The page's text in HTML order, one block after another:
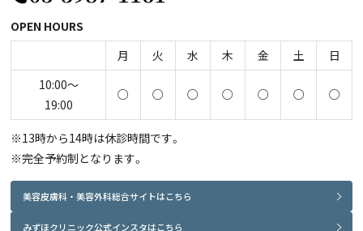
OPEN HOURS
月
火 水 木 金 土
日
10:00～
19:00
○ ○ ○ ○ ○ ○ ○
※13時から14時は休診時間です。
※完全予約制となります。
美容皮膚科・美容外科総合サイトはこちら
みずほクリニック公式インスタはこちら